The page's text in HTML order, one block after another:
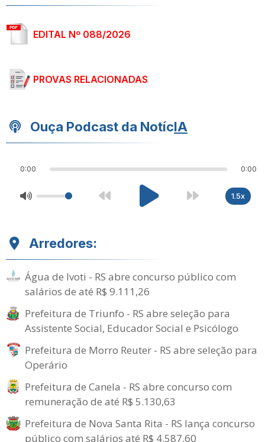
EDITAL Nº 088/2026
PROVAS RELACIONADAS
Ouça Podcast da NotícIA
0:00 0:00
1.5x
Arredores:
Água de Ivoti - RS abre concurso público com
salários de até R$ 9.111,26
Prefeitura de Triunfo - RS abre seleção para
Assistente Social, Educador Social e Psicólogo
Prefeitura de Morro Reuter - RS abre seleção para
Operário
Prefeitura de Canela - RS abre concurso com
remuneração de até R$ 5.130,63
Prefeitura de Nova Santa Rita - RS lança concurso
público com salários até R$ 4.587,60